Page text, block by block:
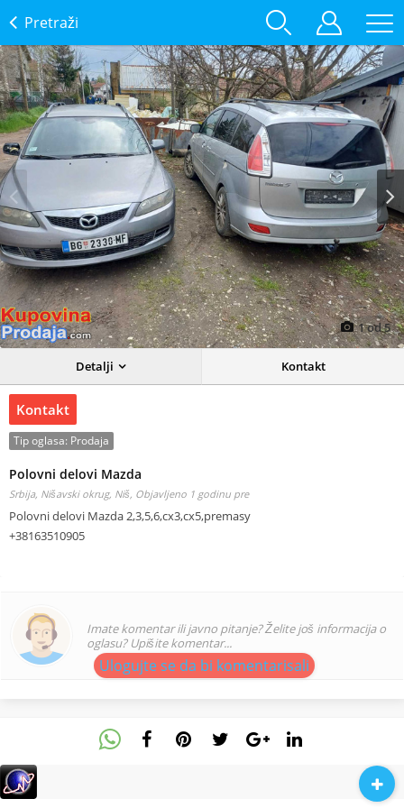
Pretraži
Prev Next
1od5
Detalji Kontakt
Kontakt
Tip oglasa: Prodaja
Polovni delovi Mazda
Srbija, Nišavski okrug, Niš, Objavljeno 1 godinu pre
Polovni delovi Mazda 2,3,5,6,cx3,cx5,premasy
+38163510905
Imate komentar ili javno pitanje? Želite još informacija o
oglasu? Upišite komentar...
Ulogujte se da bi komentarisali